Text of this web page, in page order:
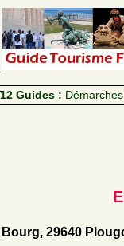
12 Guides :
Bourg, 29640